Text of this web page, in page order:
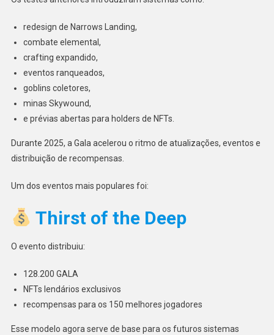
redesign de Narrows Landing,
combate elemental,
crafting expandido,
eventos ranqueados,
goblins coletores,
minas Skywound,
e prévias abertas para holders de NFTs.
Durante 2025, a Gala acelerou o ritmo de atualizações, eventos e
distribuição de recompensas.
Um dos eventos mais populares foi:
Thirst of the Deep
O evento distribuiu:
128.200 GALA
NFTs lendários exclusivos
recompensas para os 150 melhores jogadores
Esse modelo agora serve de base para os futuros sistemas